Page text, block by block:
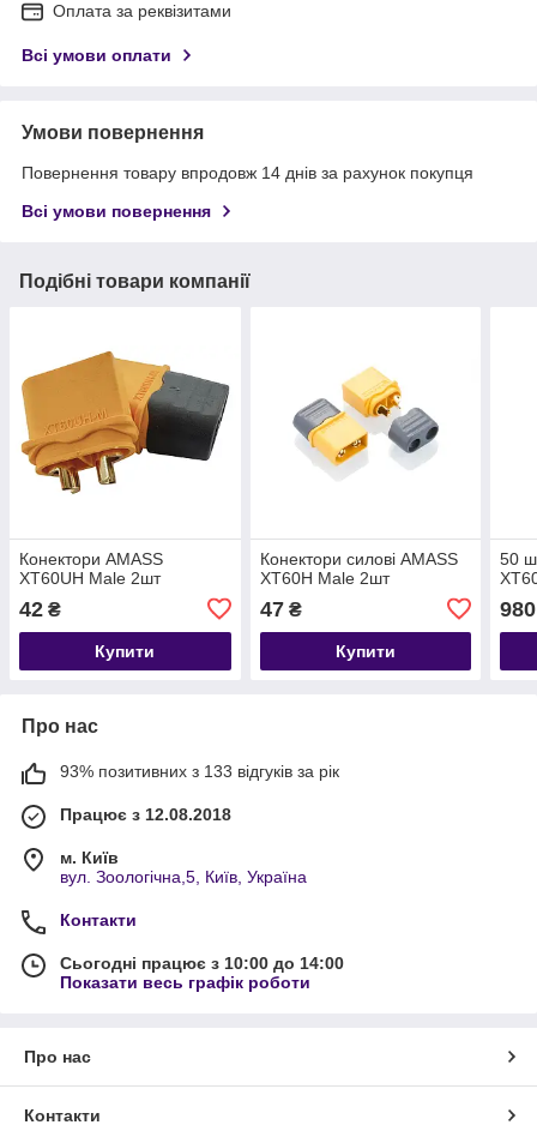
Оплата за реквізитами
Всі умови оплати
Умови повернення
Повернення товару впродовж 14 днів за рахунок покупця
Всі умови повернення
Подібні товари компанії
Конектори AMASS
XT60UH Male 2шт
42 ₴
Купити
Конектори силові AMASS
XT60H Male 2шт
47₴
Купити
50
980
Про нас
93% позитивних з 133 відгуків за рік
Працює з 12.08.2018
м. Київ
вул. Зоологічна,5, Київ, Україна
Контакти
Сьогодні працює з 10:00 до 14:00
Показати весь графік роботи
Про нас
Контакти